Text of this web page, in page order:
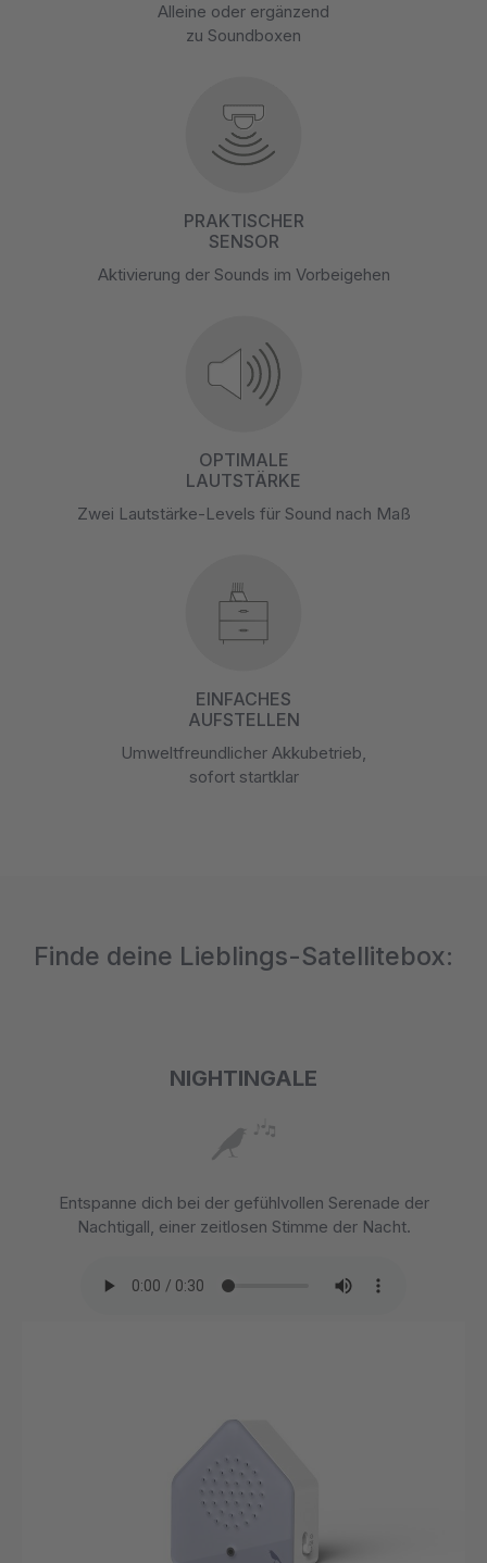
Alleine oder ergänzend
zu Soundboxen
PRAKTISCHER
SENSOR
Aktivierung der Sounds im Vorbeigehen
OPTIMALE
LAUTSTÄRKE
Zwei Lautstärke-Levels für Sound nach Maß
EINFACHES
AUFSTELLEN
Umweltfreundlicher Akkubetrieb,
sofort startklar
Finde deine Lieblings-Satellitebox:
NIGHTINGALE
Entspanne dich bei der gefühlvollen Serenade der
Nachtigall, einer zeitlosen Stimme der Nacht.